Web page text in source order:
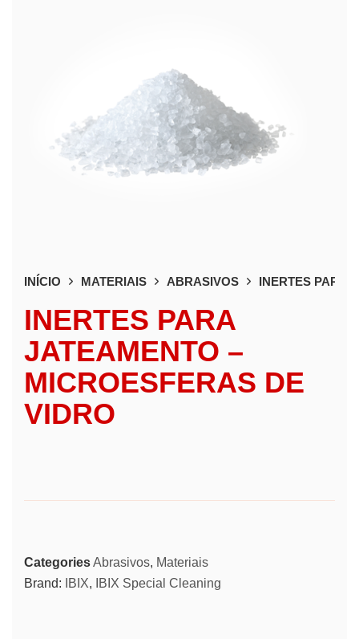
INÍCIO MATERIAIS ABRASIVOS INERTES PARA
INERTES PARA
JATEAMENTO –
MICROESFERAS DE
VIDRO
CategoriesAbrasivos, Materiais
Brand:
IBIX, IBIX Special Cleaning